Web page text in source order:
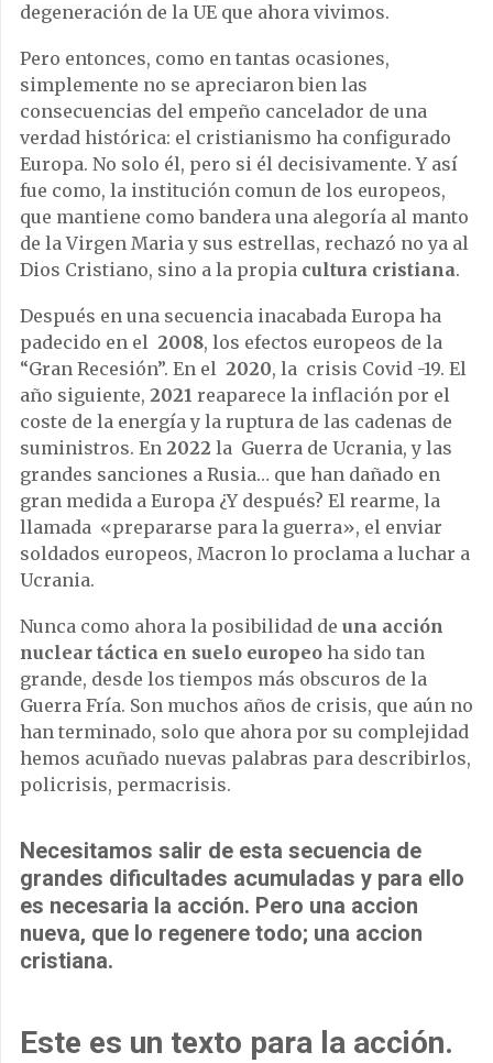
degeneración de la UE que ahora vivimos.
Pero entonces, como en tantas ocasiones,
simplemente no se apreciaron bien las
consecuencias del empeño cancelador de una
verdad histórica: el cristianismo ha configurado
Europa. No solo él, pero si él decisivamente. Y así
fue como, la institución comun de los europeos,
que mantiene como bandera una alegoría al manto
de la Virgen Maria y sus estrellas, rechazó no ya al
Dios Cristiano, sino a la propia cultura cristiana.
Después en una secuencia inacabada Europa ha
padecido en el 2008, los efectos europeos de la
“Gran Recesión”. En el 2020, la crisis Covid -19. El
año siguiente, 2021 reaparece la inflación por el
coste de la energía y la ruptura de las cadenas de
suministros. En 2022 la Guerra de Ucrania, y las
grandes sanciones a Rusia… que han dañado en
gran medida a Europa ¿Y después? El rearme, la
llamada «prepararse para la guerra», el enviar
soldados europeos, Macron lo proclama a luchar a
Ucrania.
Nunca como ahora la posibilidad de una acción
nuclear táctica en suelo europeo ha sido tan
grande, desde los tiempos más obscuros de la
Guerra Fría. Son muchos años de crisis, que aún no
han terminado, solo que ahora por su complejidad
hemos acuñado nuevas palabras para describirlos,
policrisis, permacrisis.
Necesitamos salir de esta secuencia de
grandes dificultades acumuladas y para ello
es necesaria la acción. Pero una accion
nueva, que lo regenere todo; una accion
cristiana.
Este es un texto para la acción.